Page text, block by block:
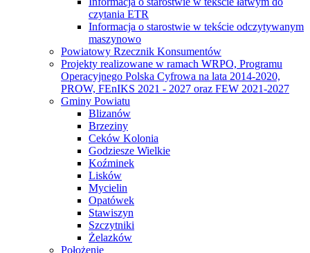
czytania ETR
Informacja o starostwie w tekście odczytywanym
maszynowo
Powiatowy Rzecznik Konsumentów
Projekty realizowane w ramach WRPO, Programu
Operacyjnego Polska Cyfrowa na lata 2014-2020,
PROW, FEnIKS 2021 - 2027 oraz FEW 2021-2027
Gminy Powiatu
Blizanów
Brzeziny
Ceków Kolonia
Godziesze Wielkie
Koźminek
Lisków
Mycielin
Opatówek
Stawiszyn
Szczytniki
Żelazków
Położenie